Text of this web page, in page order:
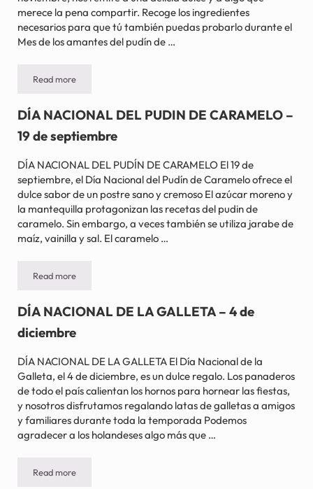
merece la pena compartir. Recoge los ingredientes
necesarios para que tú también puedas probarlo durante el
Mes de los amantes del pudín de …
Read moreMES DE LOS AMANTES DEL PUDIN DE PLÁTANO – Noviembre
DÍA NACIONAL DEL PUDIN DE CARAMELO –
19 de septiembre
DÍA NACIONAL DEL PUDÍN DE CARAMELO El 19 de
septiembre, el Día Nacional del Pudín de Caramelo ofrece el
dulce sabor de un postre sano y cremoso El azúcar moreno y
la mantequilla protagonizan las recetas del pudin de
caramelo. Sin embargo, a veces también se utiliza jarabe de
maíz, vainilla y sal. El caramelo …
Read moreDÍA NACIONAL DEL PUDIN DE CARAMELO – 19 de septiembre
DÍA NACIONAL DE LA GALLETA – 4 de
diciembre
DÍA NACIONAL DE LA GALLETA El Día Nacional de la
Galleta, el 4 de diciembre, es un dulce regalo. Los panaderos
de todo el país calientan los hornos para hornear las fiestas,
y nosotros disfrutamos regalando latas de galletas a amigos
y familiares durante toda la temporada Podemos
agradecer a los holandeses algo más que …
Read moreDÍA NACIONAL DE LA GALLETA – 4 de diciembre